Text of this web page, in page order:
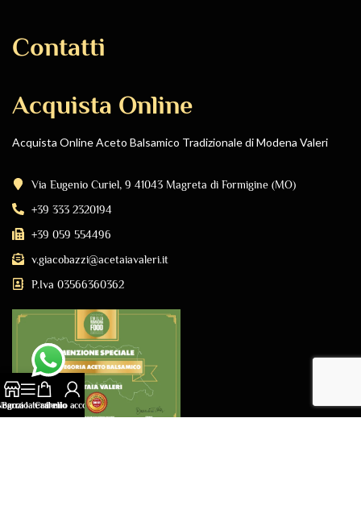
Contatti
Acquista Online
Acquista Online Aceto Balsamico Tradizionale di Modena Valeri
Via Eugenio Curiel, 9 41043 Magreta di Formigine (MO)
+39 333 2320194
+39 059 554496
v.giacobazzi@acetaiavaleri.it
P.Iva 03566360362
Barra laterale
Carrello
Il mio account